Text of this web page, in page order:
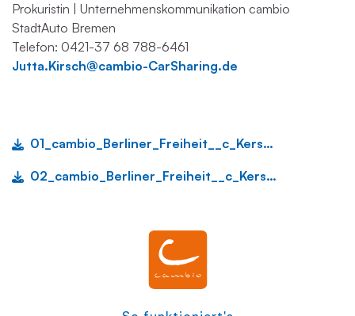
Prokuristin | Unternehmenskommunikation cambio
StadtAuto Bremen
Telefon: 0421-37 68 788-6461
Jutta.Kirsch@cambio-CarSharing.de
01_cambio_Berliner_Freiheit__c_KerstinRolfes.jpg
02_cambio_Berliner_Freiheit__c_KerstinRolfes.jpg